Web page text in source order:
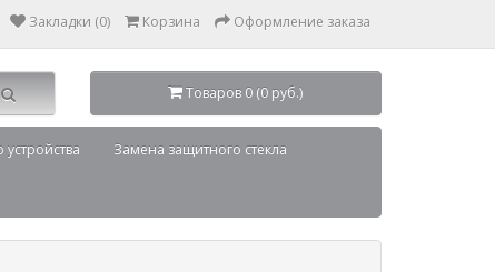
Закладки (0) Корзина Оформление заказа
Товаров 0 (0 руб.)
Замена защитного стекла